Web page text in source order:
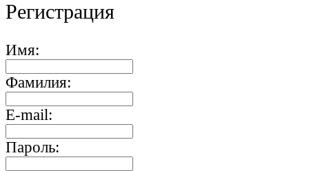
Регистрация
Имя:
Фамилия:
E-mail:
Пароль: